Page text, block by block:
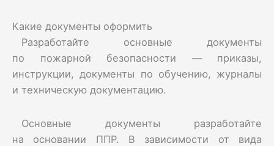
Какие документы оформить
Разработайте основные документы
по пожарной безопасности — приказы,
инструкции, документы по обучению, журналы
и техническую документацию.
Основные документы разработайте
на основании ППР. В зависимости от вида